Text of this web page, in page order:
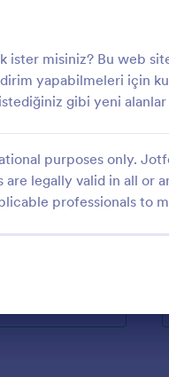
ister misiniz? Bu web
yapabilmeleri için
gibi yeni
purposes only.
legally valid in all or
professionals to
Anketi
ve öğretmen
anlaşılmasını